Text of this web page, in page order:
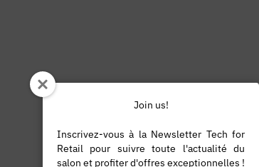
Join us!
Inscrivez-vous à la Newsletter Tech for
Retail pour suivre toute l'actualité du
salon et profiter d'offres exceptionnelles !